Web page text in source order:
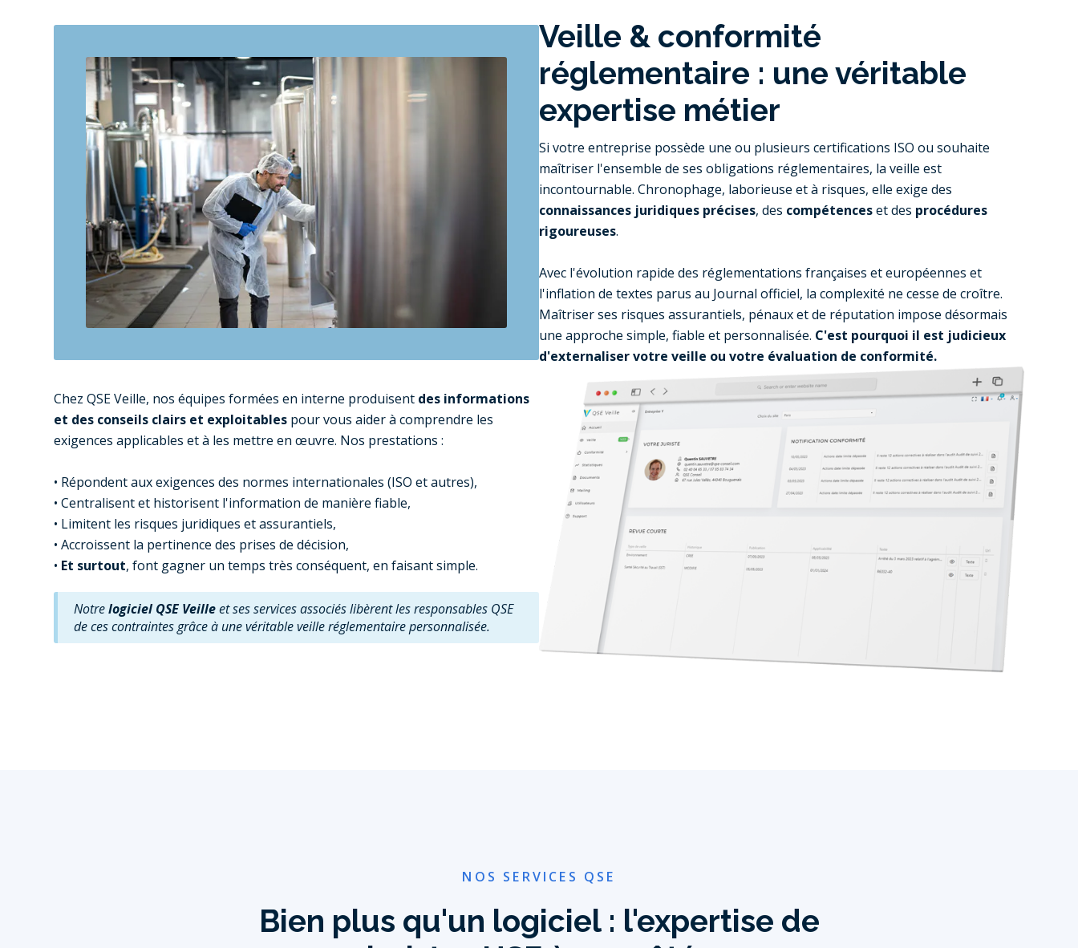
Veille & conformité
réglementaire : une véritable
expertise métier
Si votre entreprise possède une ou plusieurs certifications ISO ou souhaite
maîtriser l'ensemble de ses obligations réglementaires, la veille est
incontournable. Chronophage, laborieuse et à risques, elle exige des
connaissances juridiques précises, des compétenceset des procédures
rigoureuses.
Avec l'évolution rapide des réglementations françaises et européennes et
l'inflation de textes parus au Journal officiel, la complexité ne cesse de croître.
Maîtriser ses risques assurantiels, pénaux et de réputation impose désormais
une approche simple, fiable et personnalisée. C'est pourquoi il est judicieux
d'externaliser votre veille ou votre évaluation de conformité.
Chez QSE Veille, nos équipes formées en interne produisent des informations
et des conseils clairs et exploitables pour vous aider à comprendre les
exigences applicables et à les mettre en œuvre. Nos prestations :
• Répondent aux exigences des normes internationales (ISO et autres),
• Centralisent et historisent l'information de manière fiable,
• Limitent les risques juridiques et assurantiels,
• Accroissent la pertinence des prises de décision,
• Et surtout, font gagner un temps très conséquent, en faisant simple.
Notrelogiciel QSE Veilleet ses services associés libèrent les responsables QSE
de ces contraintes grâce à une véritable veille réglementaire personnalisée.
NOS SERVICES QSE
Bien plus qu'un logiciel : l'expertise de